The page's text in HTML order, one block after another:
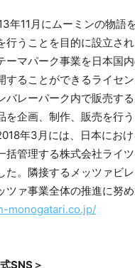
年11月にムーミンの物語
行うことを目的に設立さ
ーマパーク事業を日本国
することができるライセ
バレーパーク内で販売す
を企画、制作、販売を行
年3月には、日本におけ
括管理する株式会社ライツ
た。隣接するメッツァビ
ァ事業全体の推進に努め
monogatari.co.jp/
SNS＞